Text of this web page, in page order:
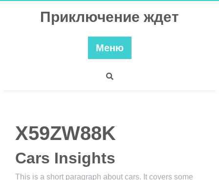
Приключение ждет
Меню
X59ZW88K
Cars Insights
This is a short paragraph about cars. It covers some